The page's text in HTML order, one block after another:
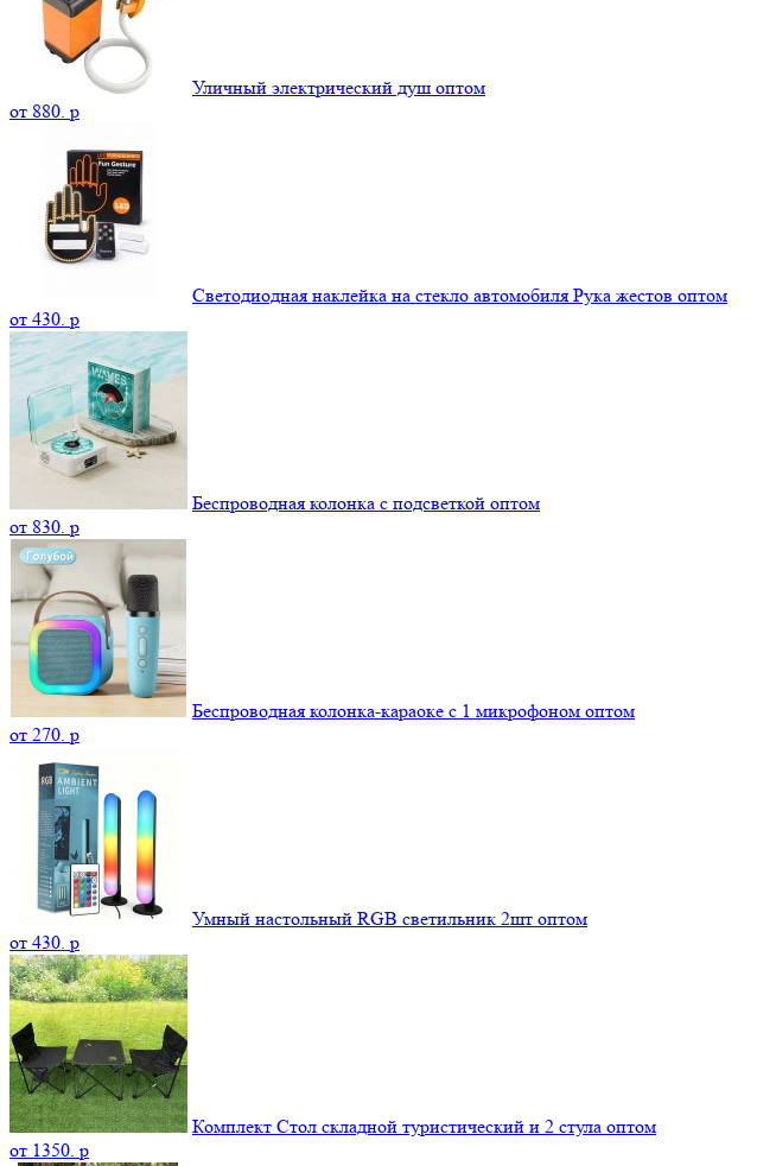
Уличный электрический душ оптом
от 880. p
Светодиодная наклейка на стекло автомобиля Рука жестов оптом
от 430. p
Беспроводная колонка с подсветкой оптом
от 830. p
Беспроводная колонка-караоке с 1 микрофоном оптом
от 270. p
Умный настольный RGB светильник 2шт оптом
от 430. p
Комплект Стол складной туристический и 2 стула оптом
от 1350. p